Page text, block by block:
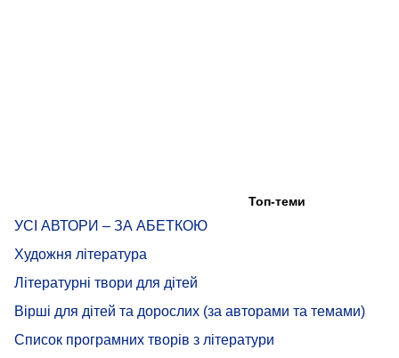
Топ-теми
УСІ АВТОРИ – ЗА АБЕТКОЮ
Художня література
Літературні твори для дітей
Вірші для дітей та дорослих (за авторами та темами)
Список програмних творів з літератури